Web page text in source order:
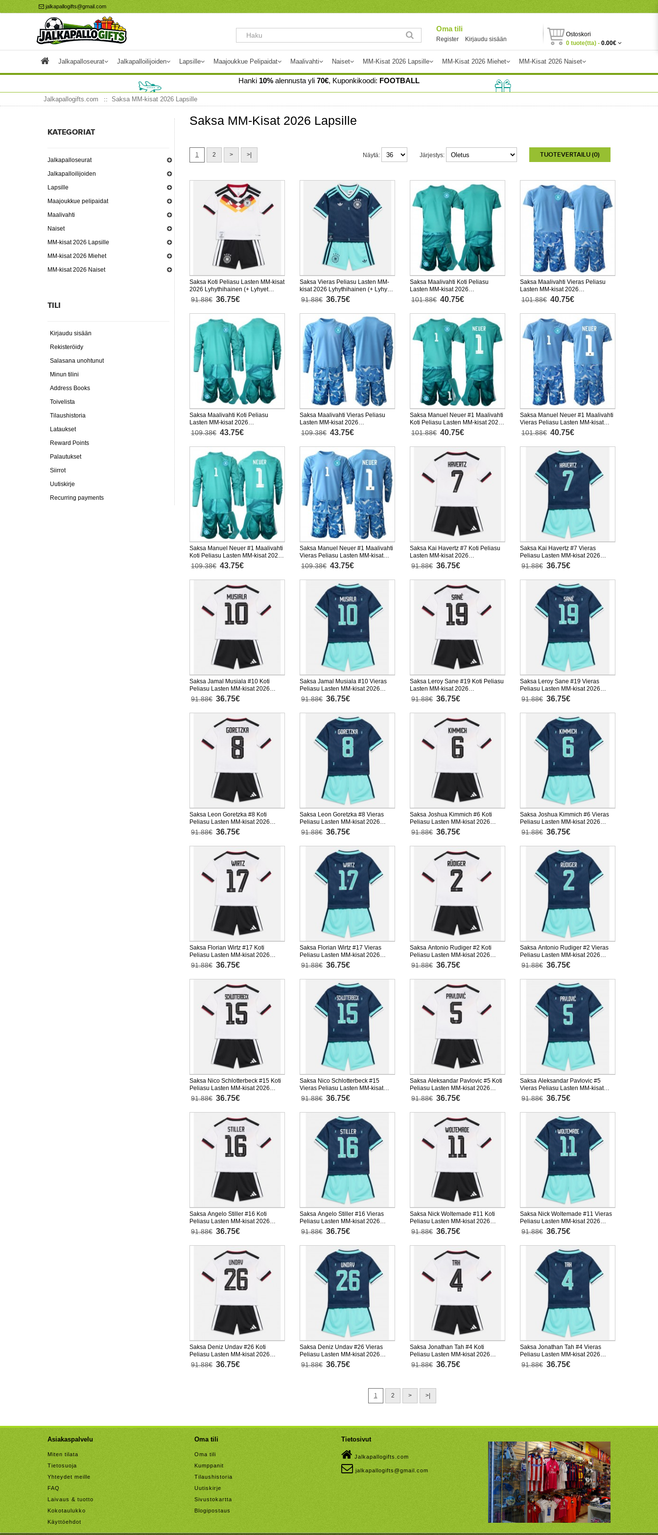
jalkapallogifts@gmail.com
Oma tili
Register Kirjaudu sisään
Ostoskori
0 tuote(tta) - 0.00€
Jalkapalloseurat Jalkapalloilijoiden Lapsille Maajoukkue Pelipaidat Maalivahti Naiset MM-Kisat 2026 Lapsille MM-Kisat 2026 Miehet MM-Kisat 2026 Naiset
Hanki 10% alennusta yli 70€, Kuponkikoodi: FOOTBALL
Jalkapallogifts.com Saksa MM-kisat 2026 Lapsille
KATEGORIAT
Jalkapalloseurat
Jalkapalloilijoiden
Lapsille
Maajoukkue pelipaidat
Maalivahti
Naiset
MM-kisat 2026 Lapsille
MM-kisat 2026 Miehet
MM-kisat 2026 Naiset
TILI
Kirjaudu sisään
Rekisteröidy
Salasana unohtunut
Minun tilini
Address Books
Toivelista
Tilaushistoria
Lataukset
Reward Points
Palautukset
Siirrot
Uutiskirje
Recurring payments
Saksa MM-Kisat 2026 Lapsille
1 2 > >| TUOTEVERTAILU (0)
Järjestys:
Näytä:
Saksa Koti Peliasu Lasten MM-kisat
2026 Lyhythihainen (+ Lyhyet
housut)
91.88€ 36.75€
Saksa Vieras Peliasu Lasten MM-
kisat 2026 Lyhythihainen (+ Lyhyet
housut)
91.88€ 36.75€
Saksa Maalivahti Koti Peliasu
Lasten MM-kisat 2026
Lyhythihainen (+ Lyhyet housut)
101.88€ 40.75€
Saksa Maalivahti Vieras Peliasu
Lasten MM-kisat 2026
Lyhythihainen (+ Lyhyet housut)
101.88€ 40.75€
Saksa Maalivahti Koti Peliasu
Lasten MM-kisat 2026
Pitkähihainen (+ Lyhyet housut)
109.38€ 43.75€
Saksa Maalivahti Vieras Peliasu
Lasten MM-kisat 2026
Pitkähihainen (+ Lyhyet housut)
109.38€ 43.75€
Saksa Manuel Neuer #1 Maalivahti
Koti Peliasu Lasten MM-kisat 2026
Lyhythihainen (+ Lyhyet housut)
101.88€ 40.75€
Saksa Manuel Neuer #1 Maalivahti
Vieras Peliasu Lasten MM-kisat
2026 Lyhythihainen (+ Lyhyet
housut)
101.88€ 40.75€
Saksa Manuel Neuer #1 Maalivahti
Koti Peliasu Lasten MM-kisat 2026
Pitkähihainen (+ Lyhyet housut)
109.38€ 43.75€
Saksa Manuel Neuer #1 Maalivahti
Vieras Peliasu Lasten MM-kisat
2026 Pitkähihainen (+ Lyhyet
housut)
109.38€ 43.75€
Saksa Kai Havertz #7 Koti Peliasu
Lasten MM-kisat 2026
Lyhythihainen (+ Lyhyet housut)
91.88€ 36.75€
Saksa Kai Havertz #7 Vieras
Peliasu Lasten MM-kisat 2026
Lyhythihainen (+ Lyhyet housut)
91.88€ 36.75€
Saksa Jamal Musiala #10 Koti
Peliasu Lasten MM-kisat 2026
Lyhythihainen (+ Lyhyet housut)
91.88€ 36.75€
Saksa Jamal Musiala #10 Vieras
Peliasu Lasten MM-kisat 2026
Lyhythihainen (+ Lyhyet housut)
91.88€ 36.75€
Saksa Leroy Sane #19 Koti Peliasu
Lasten MM-kisat 2026
Lyhythihainen (+ Lyhyet housut)
91.88€ 36.75€
Saksa Leroy Sane #19 Vieras
Peliasu Lasten MM-kisat 2026
Lyhythihainen (+ Lyhyet housut)
91.88€ 36.75€
Saksa Leon Goretzka #8 Koti
Peliasu Lasten MM-kisat 2026
Lyhythihainen (+ Lyhyet housut)
91.88€ 36.75€
Saksa Leon Goretzka #8 Vieras
Peliasu Lasten MM-kisat 2026
Lyhythihainen (+ Lyhyet housut)
91.88€ 36.75€
Saksa Joshua Kimmich #6 Koti
Peliasu Lasten MM-kisat 2026
Lyhythihainen (+ Lyhyet housut)
91.88€ 36.75€
Saksa Joshua Kimmich #6 Vieras
Peliasu Lasten MM-kisat 2026
Lyhythihainen (+ Lyhyet housut)
91.88€ 36.75€
Saksa Florian Wirtz #17 Koti
Peliasu Lasten MM-kisat 2026
Lyhythihainen (+ Lyhyet housut)
91.88€ 36.75€
Saksa Florian Wirtz #17 Vieras
Peliasu Lasten MM-kisat 2026
Lyhythihainen (+ Lyhyet housut)
91.88€ 36.75€
Saksa Antonio Rudiger #2 Koti
Peliasu Lasten MM-kisat 2026
Lyhythihainen (+ Lyhyet housut)
91.88€ 36.75€
Saksa Antonio Rudiger #2 Vieras
Peliasu Lasten MM-kisat 2026
Lyhythihainen (+ Lyhyet housut)
91.88€ 36.75€
Saksa Nico Schlotterbeck #15 Koti
Peliasu Lasten MM-kisat 2026
Lyhythihainen (+ Lyhyet housut)
91.88€ 36.75€
Saksa Nico Schlotterbeck #15
Vieras Peliasu Lasten MM-kisat
2026 Lyhythihainen (+ Lyhyet
housut)
91.88€ 36.75€
Saksa Aleksandar Pavlovic #5 Koti
Peliasu Lasten MM-kisat 2026
Lyhythihainen (+ Lyhyet housut)
91.88€ 36.75€
Saksa Aleksandar Pavlovic #5
Vieras Peliasu Lasten MM-kisat
2026 Lyhythihainen (+ Lyhyet
housut)
91.88€ 36.75€
Saksa Angelo Stiller #16 Koti
Peliasu Lasten MM-kisat 2026
Lyhythihainen (+ Lyhyet housut)
91.88€ 36.75€
Saksa Angelo Stiller #16 Vieras
Peliasu Lasten MM-kisat 2026
Lyhythihainen (+ Lyhyet housut)
91.88€ 36.75€
Saksa Nick Woltemade #11 Koti
Peliasu Lasten MM-kisat 2026
Lyhythihainen (+ Lyhyet housut)
91.88€ 36.75€
Saksa Nick Woltemade #11 Vieras
Peliasu Lasten MM-kisat 2026
Lyhythihainen (+ Lyhyet housut)
91.88€ 36.75€
Saksa Deniz Undav #26 Koti
Peliasu Lasten MM-kisat 2026
Lyhythihainen (+ Lyhyet housut)
91.88€ 36.75€
Saksa Deniz Undav #26 Vieras
Peliasu Lasten MM-kisat 2026
Lyhythihainen (+ Lyhyet housut)
91.88€ 36.75€
Saksa Jonathan Tah #4 Koti
Peliasu Lasten MM-kisat 2026
Lyhythihainen (+ Lyhyet housut)
91.88€ 36.75€
Saksa Jonathan Tah #4 Vieras
Peliasu Lasten MM-kisat 2026
Lyhythihainen (+ Lyhyet housut)
91.88€ 36.75€
1 2 > >|
Asiakaspalvelu
Miten tilata
Tietosuoja
Yhteydet meille
FAQ
Laivaus & tuotto
Kokotaulukko
Käyttöehdot
Oma tili
Oma tili
Kumppanit
Tilaushistoria
Uutiskirje
Sivustokartta
Blogipostaus
Tietosivut
Jalkapallogifts.com
jalkapallogifts@gmail.com